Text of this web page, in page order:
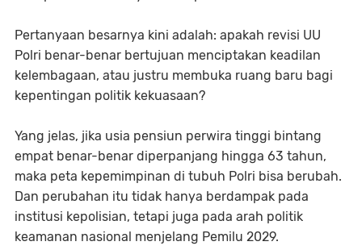
Pertanyaan besarnya kini adalah: apakah revisi UU
Polri benar-benar bertujuan menciptakan keadilan
kelembagaan, atau justru membuka ruang baru bagi
kepentingan politik kekuasaan?
Yang jelas, jika usia pensiun perwira tinggi bintang
empat benar-benar diperpanjang hingga 63 tahun,
maka peta kepemimpinan di tubuh Polri bisa berubah.
Dan perubahan itu tidak hanya berdampak pada
institusi kepolisian, tetapi juga pada arah politik
keamanan nasional menjelang Pemilu 2029.